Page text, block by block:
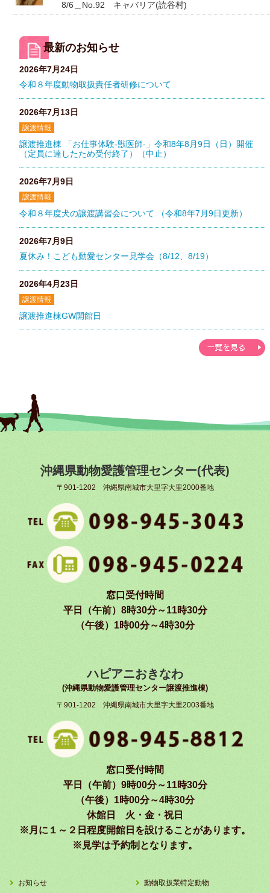
8/6＿No.92 キャバリア(読谷村)
最新のお知らせ
2026年7月24日
令和８年度動物取扱責任者研修について
2026年7月13日
譲渡情報
譲渡推進棟 「お仕事体験-獣医師-」令和8年8月9日（日）開催
（定員に達したため受付終了）（中止）
2026年7月9日
譲渡情報
令和８年度犬の譲渡講習会について （令和8年7月9日更新）
2026年7月9日
夏休み！こども動愛センター見学会（8/12、8/19）
2026年4月23日
譲渡情報
譲渡推進棟GW開館日
沖縄県動物愛護管理センター(代表)
〒901-1202 沖縄県南城市大里字大里2000番地
窓口受付時間
平日（午前）8時30分～11時30分
（午後）1時00分～4時30分
ハピアニおきなわ
(沖縄県動物愛護管理センター譲渡推進棟)
〒901-1202 沖縄県南城市大里字大里2003番地
窓口受付時間
平日（午前）9時00分～11時30分
（午後）1時00分～4時30分
休館日 火・金・祝日
※月に１～２日程度開館日を設けることがあります。
※見学は予約制となります。
お知らせ 動物取扱業特定動物